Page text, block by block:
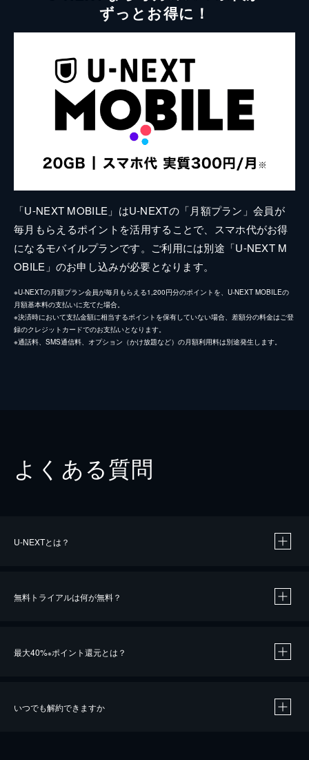
ずっとお得に！
「U-NEXT MOBILE」はU-NEXTの「月額プラン」会員が
毎月もらえるポイントを活用することで、スマホ代がお得
になるモバイルプランです。ご利用には別途「U-NEXT M
OBILE」のお申し込みが必要となります。
※U-NEXTの月額プラン会員が毎月もらえる1,200円分のポイントを、U-NEXT MOBILEの
月額基本料の支払いに充てた場合。
※決済時において支払金額に相当するポイントを保有していない場合、差額分の料金はご登
録のクレジットカードでのお支払いとなります。
※通話料、SMS通信料、オプション（かけ放題など）の月額利用料は別途発生します。
よくある質問
U-NEXTとは？
無料トライアルは何が無料？
最大40%※ポイント還元とは？
いつでも解約できますか